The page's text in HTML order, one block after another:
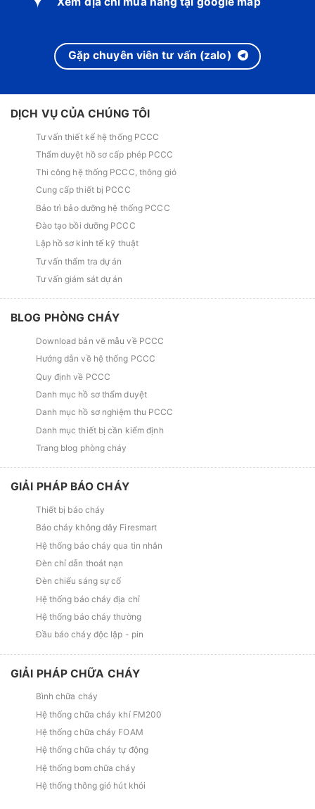
Gặp chuyên viên tư vấn (zalo)
DỊCH VỤ CỦA CHÚNG TÔI
Tư vấn thiết kế hệ thống PCCC
Thẩm duyệt hồ sơ cấp phép PCCC
Thi công hệ thống PCCC, thông gió
Cung cấp thiết bị PCCC
Bảo trì bảo dưỡng hệ thống PCCC
Đào tạo bồi dưỡng PCCC
Lập hồ sơ kinh tế kỹ thuật
Tư vấn thẩm tra dự án
Tư vấn giám sát dự án
BLOG PHÒNG CHÁY
Download bản vẽ mẫu về PCCC
Hướng dẫn về hệ thống PCCC
Quy định về PCCC
Danh mục hồ sơ thẩm duyệt
Danh mục hồ sơ nghiệm thu PCCC
Danh mục thiết bị cần kiểm định
Trang blog phòng cháy
GIẢI PHÁP BÁO CHÁY
Thiết bị báo cháy
Báo cháy không dây Firesmart
Hệ thống báo cháy qua tin nhắn
Đèn chỉ dẫn thoát nạn
Đèn chiếu sáng sự cố
Hệ thống báo cháy địa chỉ
Hệ thống báo cháy thường
Đầu báo cháy độc lập - pin
GIẢI PHÁP CHỮA CHÁY
Bình chữa cháy
Hệ thống chữa cháy khí FM200
Hệ thống chữa cháy FOAM
Hệ thống chữa cháy tự động
Hệ thống bơm chữa cháy
Hệ thống thông gió hút khói